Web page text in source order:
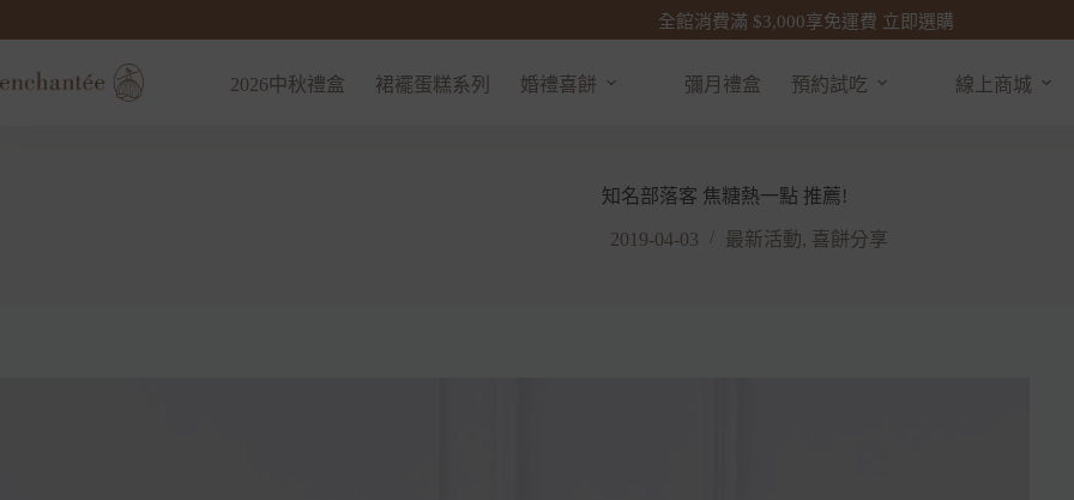
全館消費滿 $3,000享免運費 立即選購
2026中秋禮盒 裙襬蛋糕系列 婚禮喜餅 彌月禮盒 預約試吃 線上商城
知名部落客 焦糖熱一點 推薦!
2019-04-03 最新活動, 喜餅分享